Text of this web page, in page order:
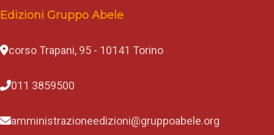
Edizioni Gruppo Abele
corso Trapani, 95 - 10141 Torino
011 3859500
amministrazioneedizioni@gruppoabele.org